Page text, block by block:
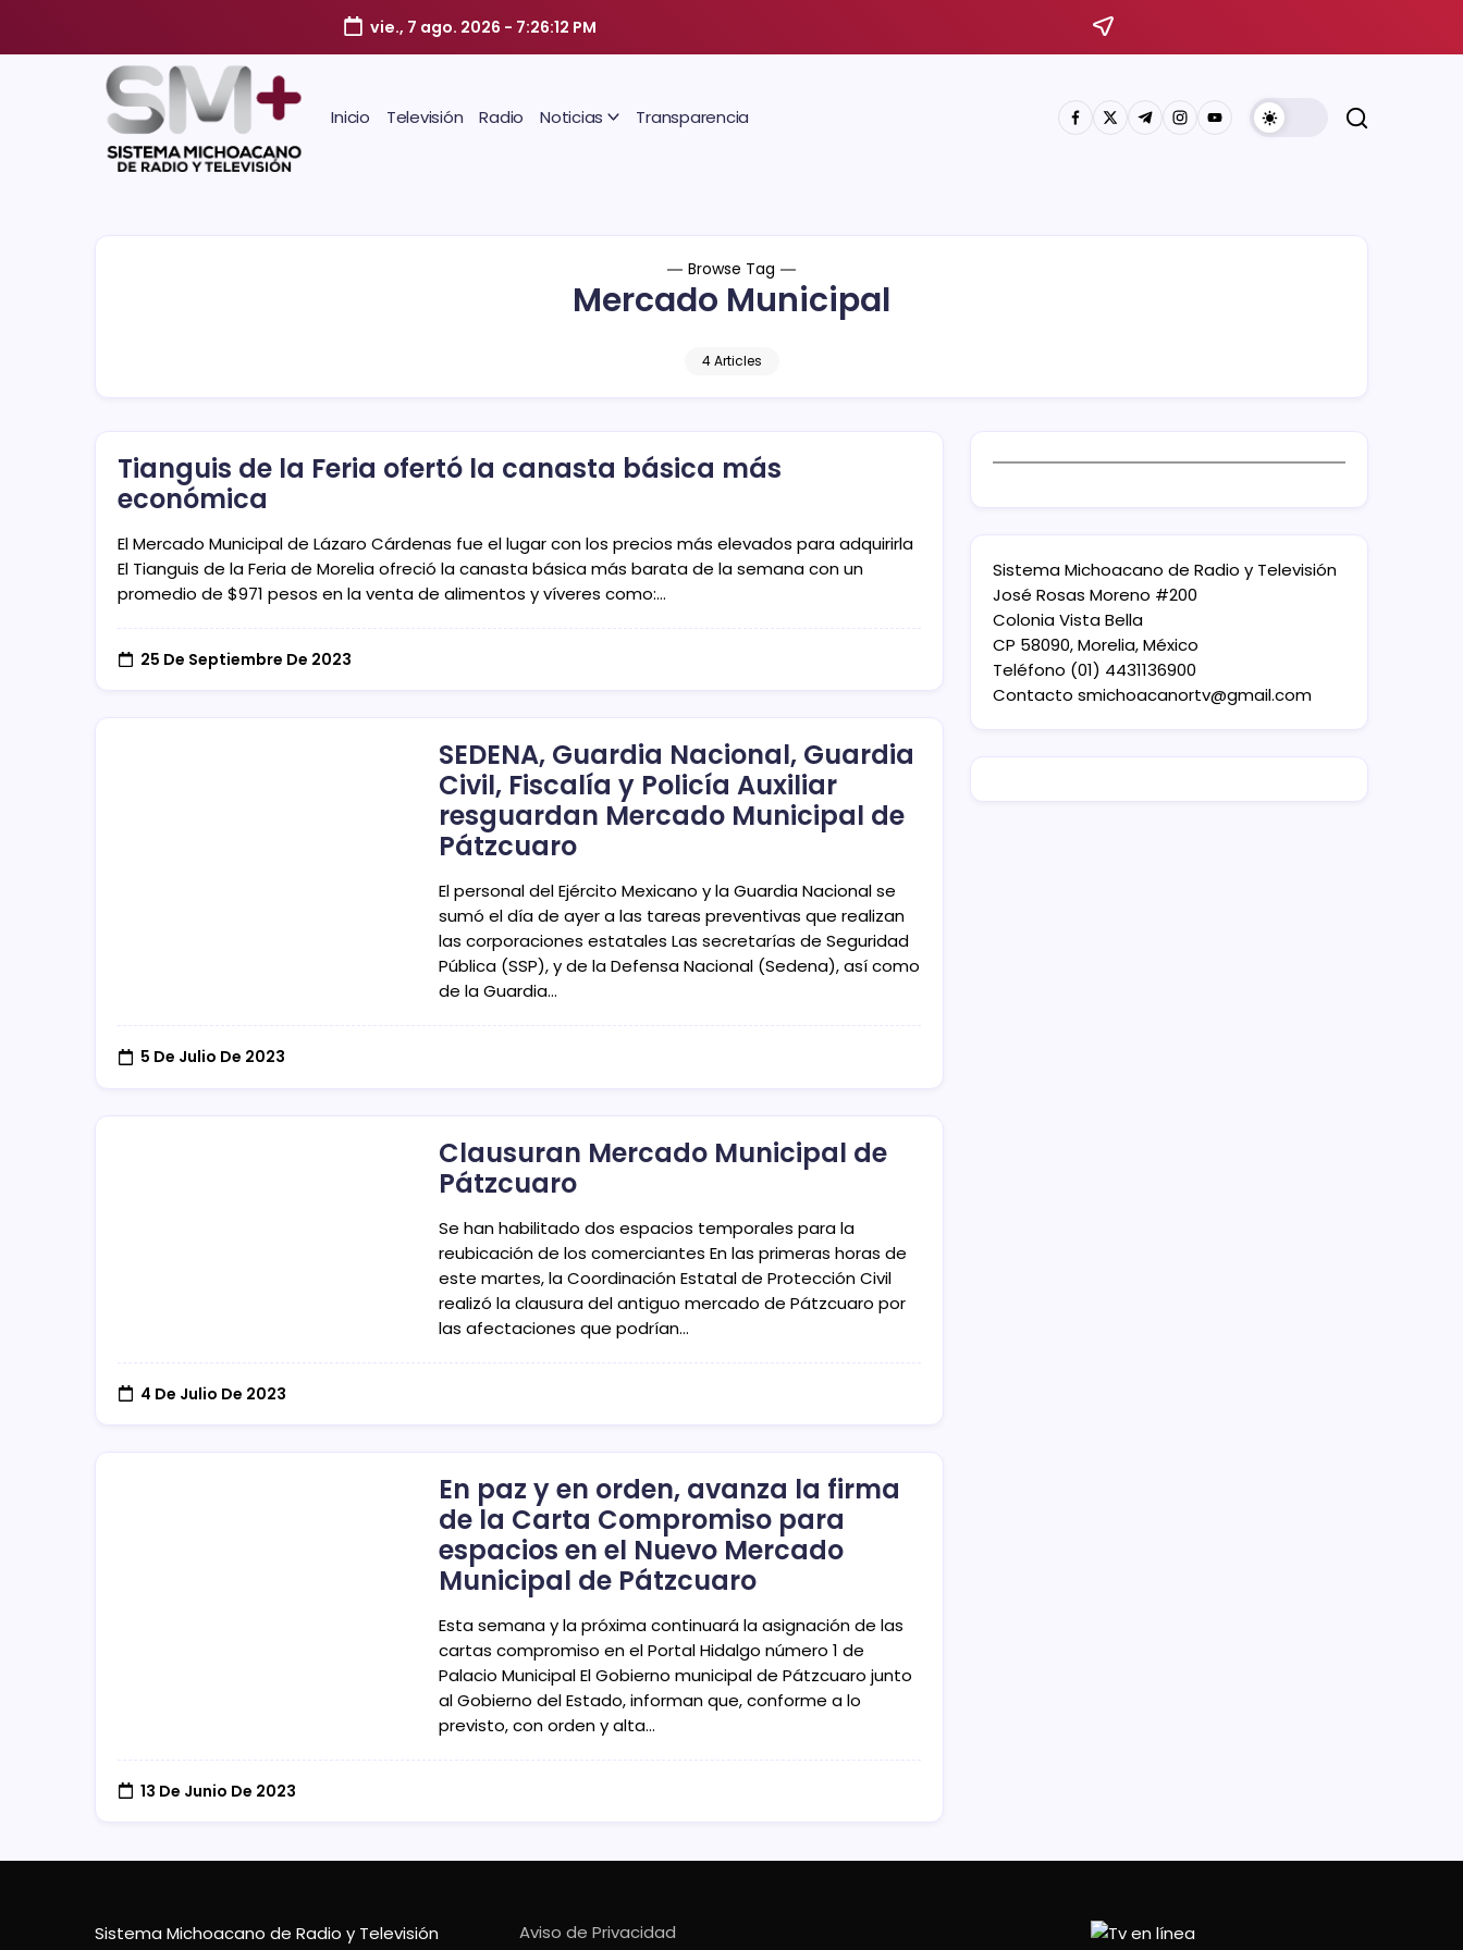
vie., 7 ago. 2026 - 7:26:12 PM
Inicio Televisión Radio Noticias Transparencia
Browse Tag
Mercado Municipal
4 Articles
Tianguis de la Feria ofertó la canasta básica más
económica
El Mercado Municipal de Lázaro Cárdenas fue el lugar con los precios más elevados para adquirirla
El Tianguis de la Feria de Morelia ofreció la canasta básica más barata de la semana con un
promedio de $971 pesos en la venta de alimentos y víveres como:…
25 De Septiembre De 2023
SEDENA, Guardia Nacional, Guardia
Civil, Fiscalía y Policía Auxiliar
resguardan Mercado Municipal de
Pátzcuaro
El personal del Ejército Mexicano y la Guardia Nacional se
sumó el día de ayer a las tareas preventivas que realizan
las corporaciones estatales Las secretarías de Seguridad
Pública (SSP), y de la Defensa Nacional (Sedena), así como
de la Guardia…
5 De Julio De 2023
Clausuran Mercado Municipal de
Pátzcuaro
Se han habilitado dos espacios temporales para la
reubicación de los comerciantes En las primeras horas de
este martes, la Coordinación Estatal de Protección Civil
realizó la clausura del antiguo mercado de Pátzcuaro por
las afectaciones que podrían…
4 De Julio De 2023
En paz y en orden, avanza la firma
de la Carta Compromiso para
espacios en el Nuevo Mercado
Municipal de Pátzcuaro
Esta semana y la próxima continuará la asignación de las
cartas compromiso en el Portal Hidalgo número 1 de
Palacio Municipal El Gobierno municipal de Pátzcuaro junto
al Gobierno del Estado, informan que, conforme a lo
previsto, con orden y alta…
13 De Junio De 2023
Sistema Michoacano de Radio y Televisión
José Rosas Moreno #200
Colonia Vista Bella
CP 58090, Morelia, México
Teléfono (01) 4431136900
Contacto smichoacanortv@gmail.com
Sistema Michoacano de Radio y Televisión
Aviso de Privacidad